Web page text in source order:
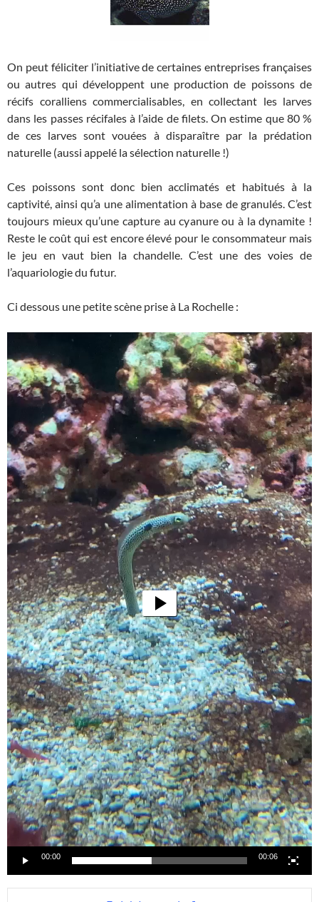
On peut féliciter l’initiative de certaines entreprises françaises
ou autres qui développent une production de poissons de
récifs coralliens commercialisables, en collectant les larves
dans les passes récifales à l’aide de filets. On estime que 80 %
de ces larves sont vouées à disparaître par la prédation
naturelle (aussi appelé la sélection naturelle !)
Ces poissons sont donc bien acclimatés et habitués à la
captivité, ainsi qu’a une alimentation à base de granulés. C’est
toujours mieux qu’une capture au cyanure ou à la dynamite !
Reste le coût qui est encore élevé pour le consommateur mais
le jeu en vaut bien la chandelle. C’est une des voies de
l’aquariologie du futur.
Ci dessous une petite scène prise à La Rochelle :
vidéo
00:00 00:06